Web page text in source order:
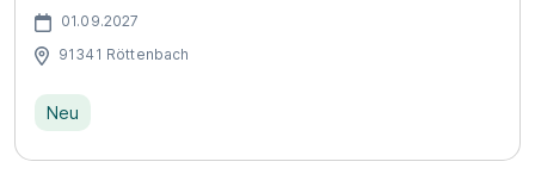
01.09.2027
91341 Röttenbach
Neu